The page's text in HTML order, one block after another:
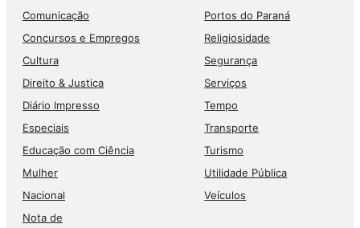
Comunicação
Concursos e Empregos
Cultura
Direito & Justiça
Diário Impresso
Especiais
Educação com Ciência
Mulher
Nacional
Nota de
Portos do Paraná
Religiosidade
Segurança
Serviços
Tempo
Transporte
Turismo
Utilidade Pública
Veículos